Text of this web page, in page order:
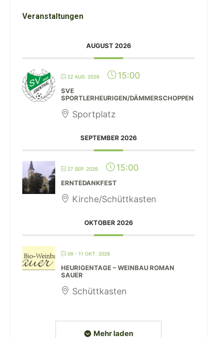
Veranstaltungen
AUGUST 2026
22 AUG. 2026 15:00
SVE
SPORTLERHEURIGEN/DÄMMERSCHOPPEN
Sportplatz
SEPTEMBER 2026
27 SEP. 2026 15:00
ERNTEDANKFEST
Kirche/Schüttkasten
OKTOBER 2026
09 - 11 OKT. 2026
HEURIGENTAGE – WEINBAU ROMAN
SAUER
Schüttkasten
Mehr laden